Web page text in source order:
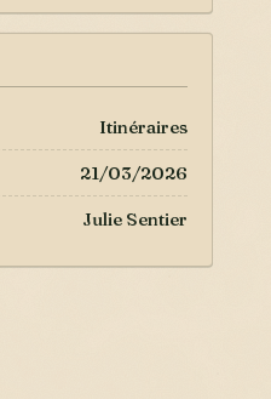
Itinéraires
21/03/2026
Julie Sentier